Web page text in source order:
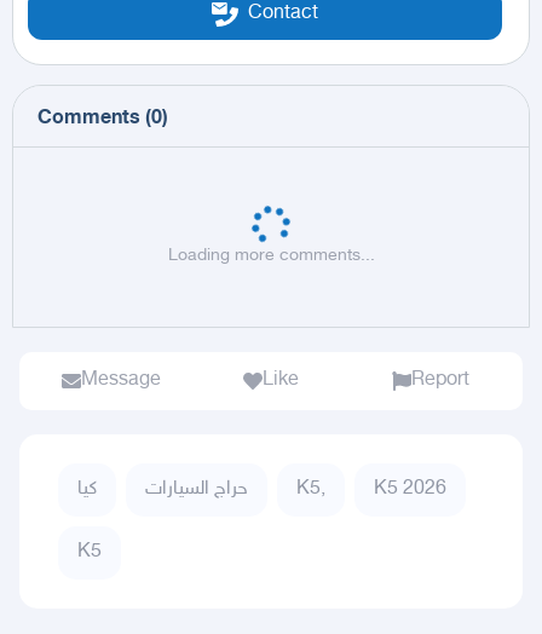
Contact
Comments (0)
Loading more comments...
Message Like Report
كيا حراج السيارات K5, K5 2026
K5